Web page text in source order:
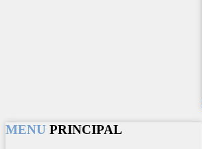
MENU PRINCIPAL